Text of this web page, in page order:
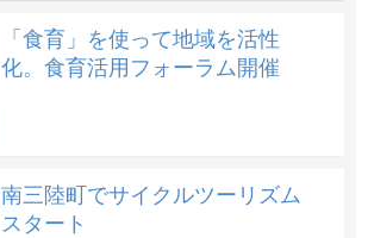
「食育」を使って地域を活性
化。食育活用フォーラム開催
南三陸町でサイクルツーリズム
スタート